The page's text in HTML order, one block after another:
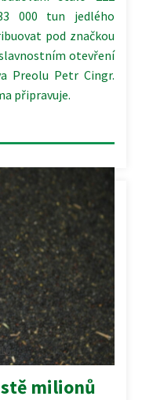
000 tun jedlého
pod značkou
otevření
Preolu Petr Cingr.
připravuje.
milionů